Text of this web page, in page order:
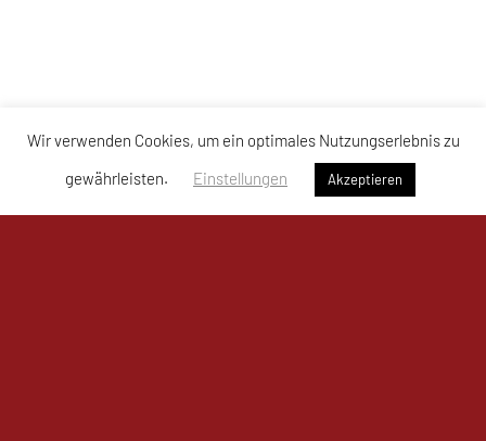
Wir verwenden Cookies, um ein optimales Nutzungserlebnis zu
gewährleisten.
Einstellungen Akzeptieren